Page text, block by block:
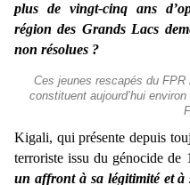
plus de vingt-cinq ans
région des Grands Lacs
non résolues ?
Ces jeunes rescapés du
constituent aujourd’hui
Kigali, qui présente depuis
terroriste issu du génocide de
un affront à sa légitimité et à